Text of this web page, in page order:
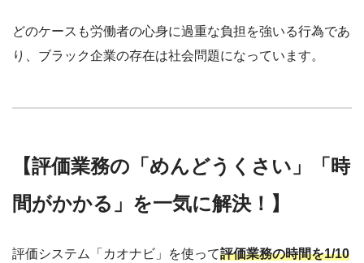
どのケースも労働者の心身に過重な負担を強いる行為であ
り、ブラック企業の存在は社会問題になっています。
【評価業務の「めんどうくさい」「時
間がかかる」を一気に解決！】
評価システム「カオナビ」を使って評価業務の時間を1/10